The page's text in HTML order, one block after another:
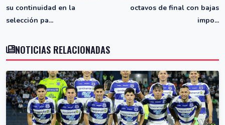
su continuidad en la
selección pa...
octavos de final con bajas
impo...
NOTICIAS RELACIONADAS